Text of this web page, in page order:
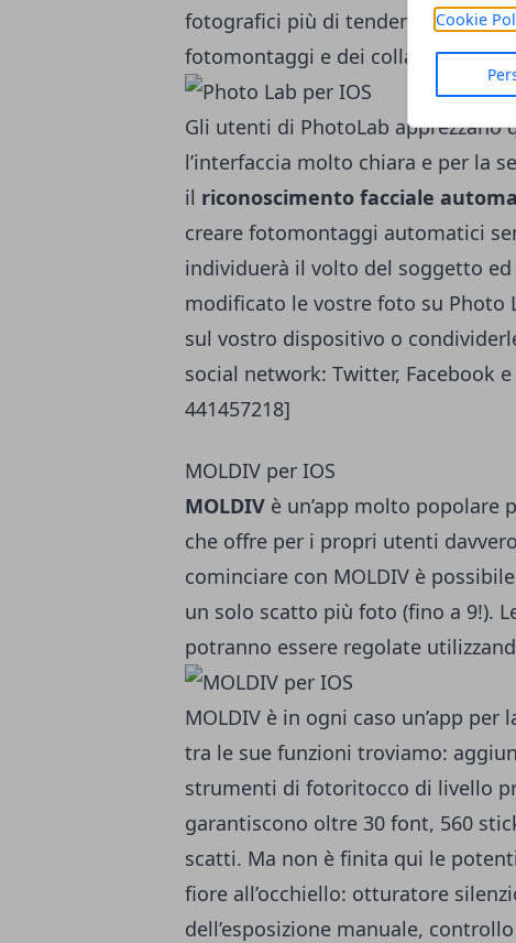
Cookie
fotografici più di tendenza,
fotomontaggi e dei collage
Gli utenti di PhotoLab apprezzano
l’interfaccia molto chiara e per la
il riconoscimento facciale
creare fotomontaggi automatici
individuerà il volto del soggetto
modificato le vostre foto su Photo
sul vostro dispositivo o
social network: Twitter, Facebook
441457218]
MOLDIV per IOS
MOLDIV è un’app molto popolare
che offre per i propri utenti
cominciare con MOLDIV è
un solo scatto più foto (fino a 9!).
potranno essere regolate
MOLDIV è in ogni caso un’app
tra le sue funzioni troviamo:
strumenti di fotoritocco di livello
garantiscono oltre 30 font, 560
scatti. Ma non è finita qui le
fiore all’occhiello: otturatore
dell’esposizione manuale,